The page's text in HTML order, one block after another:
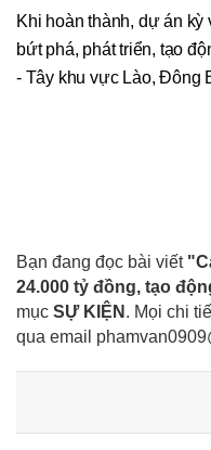
Khi hoàn thành, dự án
bứt phá, phát triển, tạo
- Tây khu vực Lào, Đông
Bạn đang đọc bài viết
24.000 tỷ đồng, tạo
mục SỰ KIỆN . Mọi chi
qua email